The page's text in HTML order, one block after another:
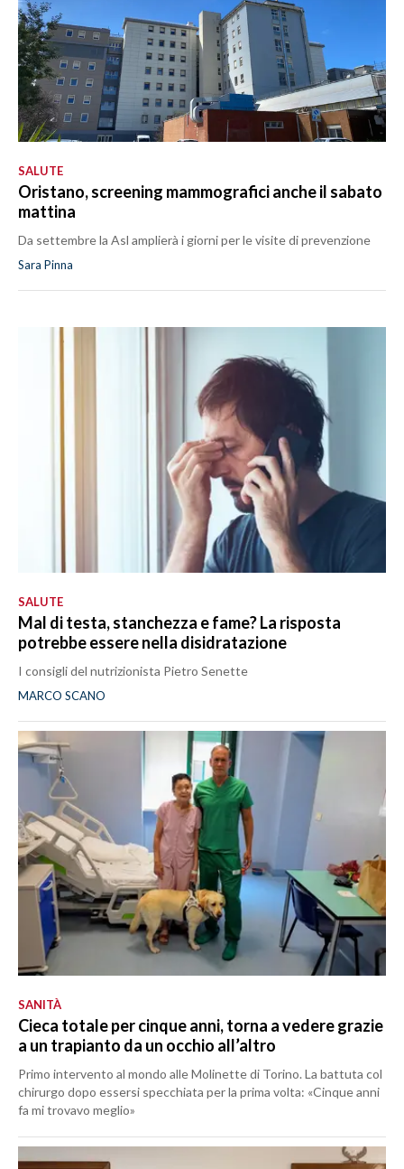
SALUTE
Oristano, screening mammografici anche il sabato
mattina
Da settembre la Asl amplierà i giorni per le visite di prevenzione
Sara Pinna
SALUTE
Mal di testa, stanchezza e fame? La risposta
potrebbe essere nella disidratazione
I consigli del nutrizionista Pietro Senette
MARCO SCANO
SANITÀ
Cieca totale per cinque anni, torna a vedere grazie
a un trapianto da un occhio all’altro
Primo intervento al mondo alle Molinette di Torino. La battuta col
chirurgo dopo essersi specchiata per la prima volta: «Cinque anni
fa mi trovavo meglio»